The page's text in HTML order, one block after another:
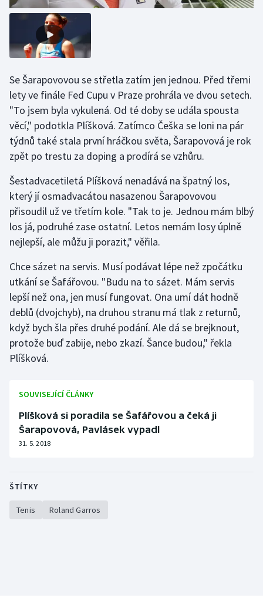
Stolní tenis
Triatlon
Vodní slalom
Volejbal
Ostatní
Se Šarapovovou se střetla zatím jen jednou. Před třemi
lety ve finále Fed Cupu v Praze prohrála ve dvou setech.
"To jsem byla vykulená. Od té doby se udála spousta
věcí," podotkla Plíšková. Zatímco Češka se loni na pár
týdnů také stala první hráčkou světa, Šarapovová je rok
zpět po trestu za doping a prodírá se vzhůru.
Šestadvacetiletá Plíšková nenadává na špatný los,
který jí osmadvacátou nasazenou Šarapovovou
přisoudil už ve třetím kole. "Tak to je. Jednou mám blbý
los já, podruhé zase ostatní. Letos nemám losy úplně
nejlepší, ale můžu ji porazit," věřila.
Chce sázet na servis. Musí podávat lépe než zpočátku
utkání se Šafářovou. "Budu na to sázet. Mám servis
lepší než ona, jen musí fungovat. Ona umí dát hodně
deblů (dvojchyb), na druhou stranu má tlak z returnů,
když bych šla přes druhé podání. Ale dá se brejknout,
protože buď zabije, nebo zkazí. Šance budou," řekla
Plíšková.
SOUVISEJÍCÍ ČLÁNKY
Plíšková si poradila se Šafářovou a čeká ji
Šarapovová, Pavlásek vypadl
31. 5. 2018
ŠTÍTKY
Tenis Roland Garros